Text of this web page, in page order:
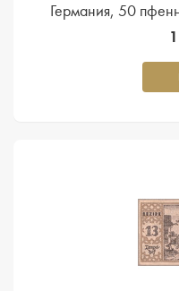
Германия, 50